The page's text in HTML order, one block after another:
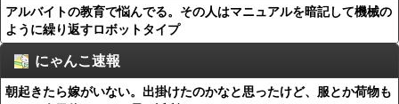
アルバイトの教育で悩んでる。その人はマニュアルを暗記して機械の
ように繰り返すロボットタイプ
にゃんこ速報
朝起きたら嫁がいない。出掛けたのかなと思ったけど、服とか荷物も